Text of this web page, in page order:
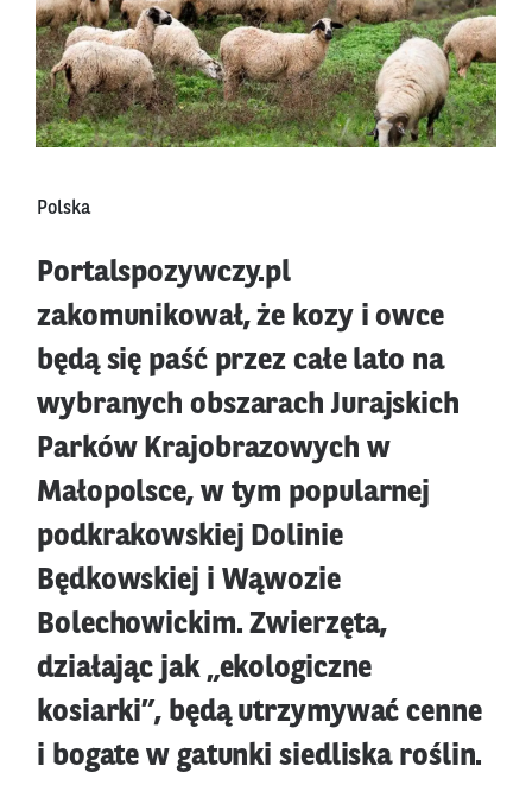
Polska
Portalspozywczy.pl
zakomunikował, że kozy i owce
będą się paść przez całe lato na
wybranych obszarach Jurajskich
Parków Krajobrazowych w
Małopolsce, w tym popularnej
podkrakowskiej Dolinie
Będkowskiej i Wąwozie
Bolechowickim. Zwierzęta,
działając jak „ekologiczne
kosiarki”, będą utrzymywać cenne
i bogate w gatunki siedliska roślin.